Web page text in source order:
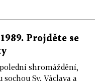
Projděte se
shromáždění,
Sv. Václava a